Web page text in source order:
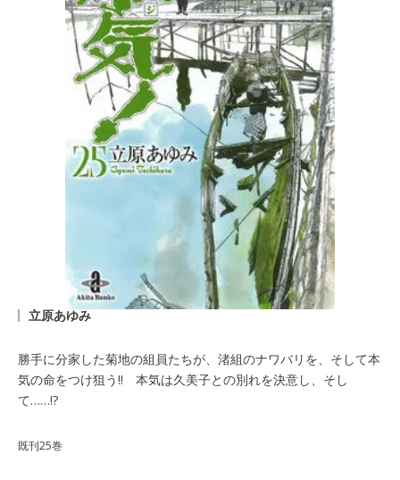
立原あゆみ
勝手に分家した菊地の組員たちが、渚組のナワバリを、そして本
気の命をつけ狙う!! 本気は久美子との別れを決意し、そし
て……!?
既刊25巻